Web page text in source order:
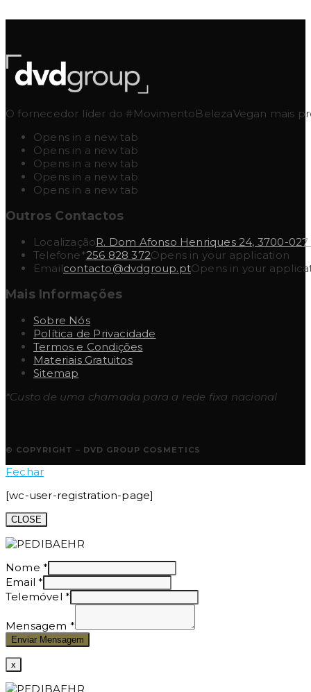
O fornecedor líder do #MovimentoBelezaVegan mais
Opens in a new tab
Opens in a new tab
Opens in a new tab
Opens in a new tab
Opens in a new tab
Outros Contactos
LocalizaçãoR. Dom Afonso Henriques 24, 3700-
Telefone*256 828 372Opens in your application
Emailcontacto@dvdgroup.ptOpens in your
Mais Informações
Sobre Nós
Política de Privacidade
Termos e Condições
Materiais Gratuitos
Sitemap
*Custo de uma chamada para a rede fixa nacional
© COPYRIGHT – DVD GROUP COSMETICS
Fechar
[wc-user-registration-page]
CLOSE
Nome *
Email*
Telemóvel *
Mensagem *
Enviar Mensagem
x